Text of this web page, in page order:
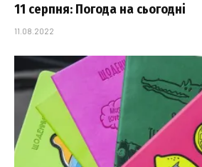
11 серпня: Погода на сьогодні
11.08.2022